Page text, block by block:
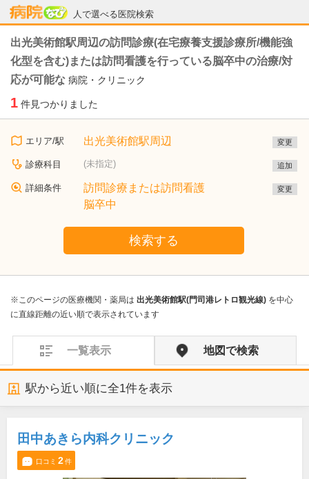
人で選べる医院検索
病院なび
出光美術館駅周辺の訪問診療(在宅療養支援診療所/機能強
化型を含む)または訪問看護を行っている脳卒中の治療/対
応が可能な 病院・クリニック
1 件見つかりました
エリア/駅 出光美術館駅周辺 変更
診療科目 (未指定) 追加
詳細条件
訪問診療または訪問看護
脳卒中
変更
検索する
※このページの医療機関・薬局は 出光美術館駅(門司港レトロ観光線) を中心
に直線距離の近い順で表示されています
一覧表示 地図で検索
駅から近い順に全1件を表示
田中あきら内科クリニック
口コミ 2件